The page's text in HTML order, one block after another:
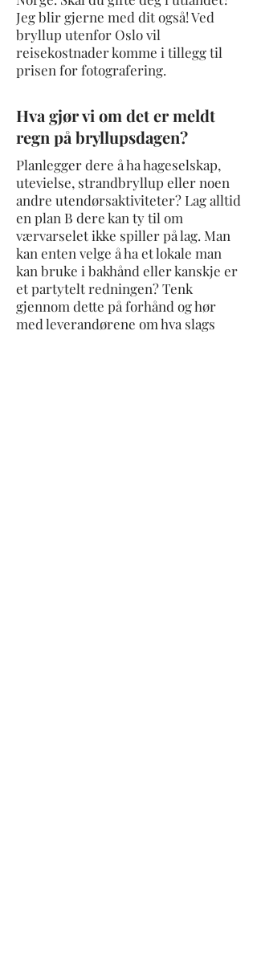
Jeg blir gjerne med dit også! Ved
bryllup utenfor Oslo vil
reisekostnader komme i tillegg til
prisen for fotografering.
Hva gjør vi om det er meldt
regn på bryllupsdagen?
Planlegger dere å ha hageselskap,
utevielse, strandbryllup eller noen
andre utendørsaktiviteter? Lag alltid
en plan B dere kan ty til om
værvarselet ikke spiller på lag. Man
kan enten velge å ha et lokale man
kan bruke i bakhånd eller kanskje er
et partytelt redningen? Tenk
gjennom dette på forhånd og hør
med leverandørene om hva slags